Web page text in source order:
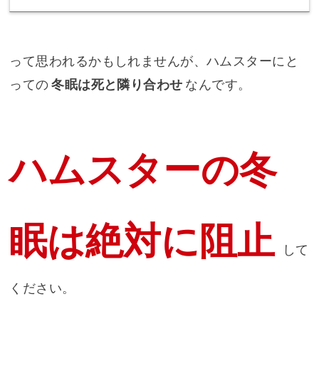
って思われるかもしれませんが、ハムスターにと
っての 冬眠は死と隣り合わせ なんです。
ハムスターの冬
眠は絶対に阻止
して
ください。